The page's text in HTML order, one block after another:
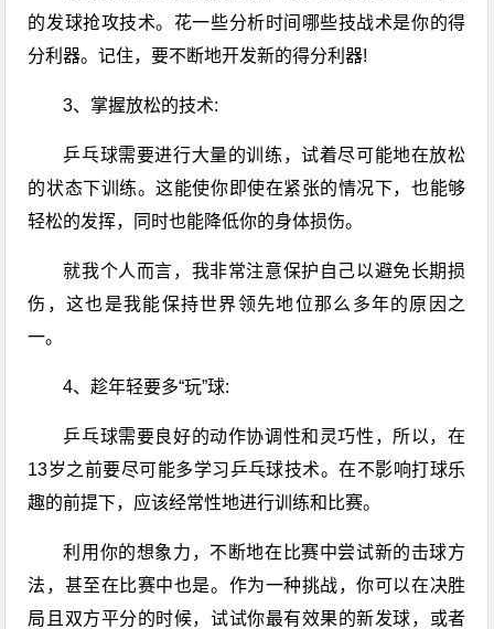
的发球抢攻技术。花一些分析时间 哪些技战术是你的得
分利器。记住，要不断地开发新的得分利器!
3、掌握放松的技术:
乒乓球需要进行大量的训练，试着尽可能地在放松
的状态下训练。这能使你即使在紧张的情况下，也能够
轻松的发挥，同时也能降低你的身体损伤。
就我个人而言，我非常注意保护自己以避免长期损
伤，这也是我能保持世界领先地位那么多年的原因之
一。
4、趁年轻要多“玩”球:
乒乓球需要良好的动作协调性和灵巧性，所以，在
13岁之前要尽可能多学习乒乓球技术。在不影响打球乐
趣的前提下，应该经常性地进行训练和比赛。
利用你的想象力，不断地在比赛中尝试新的击球方
法，甚至在比赛中也是。作为一种挑战，你可以在决胜
局且双方平分的时候，试试你最有效果的新发球，或者